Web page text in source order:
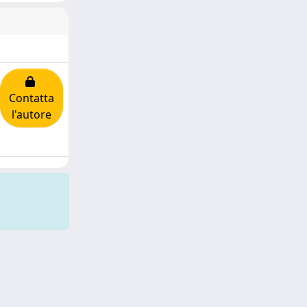
Contatta
l'autore